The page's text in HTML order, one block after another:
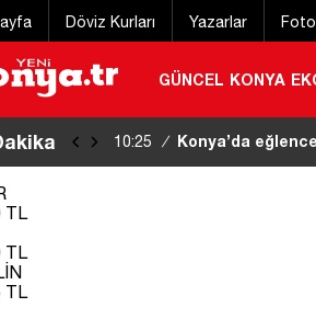
Döviz Kurları Yazarlar
GÜNCEL KONYA
10:17 / Konya’da aracın
TL
TL
TL